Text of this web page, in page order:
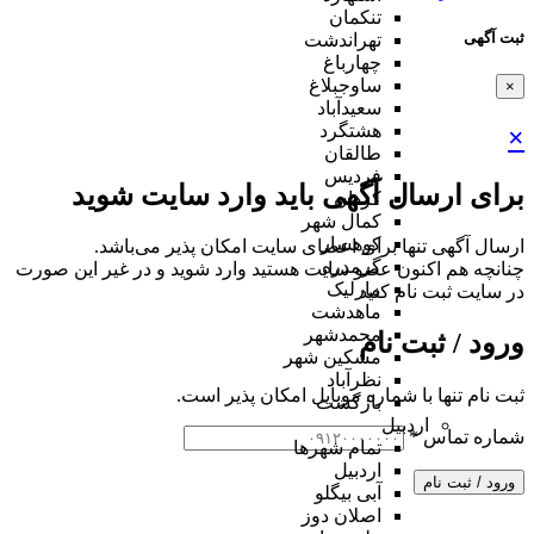
ثبت آگهی
×
×
برای ارسال آگهی باید وارد سایت شوید
ارسال آگهی تنها برای اعضای سایت امکان پذیر می‌باشد.
چنانچه هم‌ اکنون عضو سایت هستید وارد شوید و در غیر این صورت
در سایت ثبت نام کنید
ورود / ثبت نام
ثبت نام تنها با شماره موبایل امکان پذیر است.
شماره تماس*
ورود / ثبت نام
تنکمان
تهراندشت
چهارباغ
ساوجبلاغ
سعیدآباد
هشتگرد
طالقان
فردیس
کردان
کمال شهر
کوهسار
گرمدره
مارلیک
ماهدشت
محمدشهر
مشکین شهر
نظرآباد
بازگشت
اردبیل
تمام شهر‌ها
اردبیل
آبی بیگلو
اصلان دوز